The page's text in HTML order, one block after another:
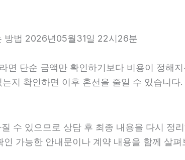
방법 2026년05월31일 22시26분
면 단순 금액만 확인하기보다 비용이 정
지 확인하면 이후 혼선을 줄일 수 있습니
수 있으므로 상담 후 최종 내용을 다시
가능한 안내문이나 계약 내용을 함께 살